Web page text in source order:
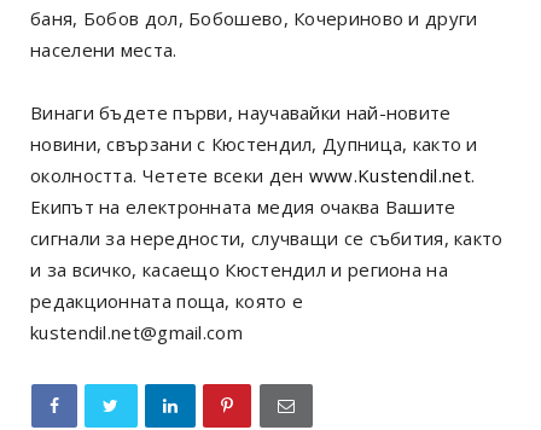
баня, Бобов дол, Бобошево, Кочериново и други
населени места.
Винаги бъдете първи, научавайки най-новите
новини, свързани с Кюстендил, Дупница, както и
околността. Четете всеки ден www.Kustendil.net.
Екипът на електронната медия очаква Вашите
сигнали за нередности, случващи се събития, както
и за всичко, касаещо Кюстендил и региона на
редакционната поща, която е
kustendil.net@gmail.com